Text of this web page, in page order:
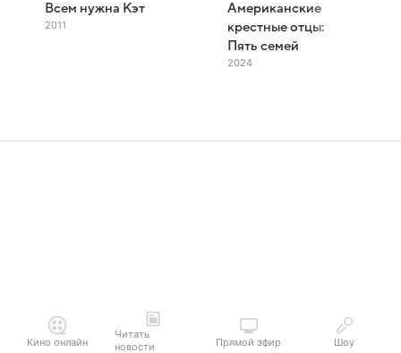
Всем нужна Кэт
2011
Американские
крестные отцы:
Пять семей
2024
Кино онлайн
Читать
новости
Прямой эфир Шоу